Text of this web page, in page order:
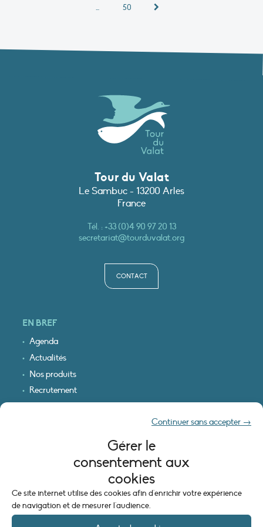
Gérer le
consentement aux
cookies
Ce site internet utilise des cookies afin d'enrichir votre expérience
de navigation et de mesurer l'audience.
Continuer sans accepter →
… 50
Tour du Valat
Le Sambuc - 13200 Arles
France
Tél. :+33 (0)4 90 97 20 13
secretariat@tourduvalat.org
CONTACT
EN BREF
Agenda
Actualités
Nos produits
Recrutement
INFORMATIONS LÉGALES
Mentions légales
Politique de cookies (UE)